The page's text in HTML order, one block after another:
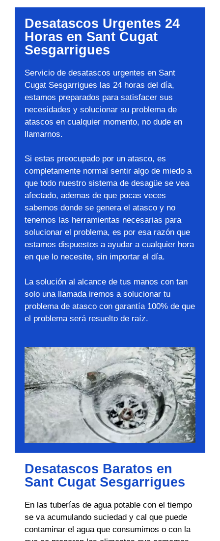
Desatascos Urgentes 24
Horas en Sant Cugat
Sesgarrigues
Servicio de desatascos urgentes en Sant
Cugat Sesgarrigues las 24 horas del día,
estamos preparados para satisfacer sus
necesidades y solucionar su problema de
atascos en cualquier momento, no dude en
llamarnos.
Si estas preocupado por un atasco, es
completamente normal sentir algo de miedo a
que todo nuestro sistema de desagüe se vea
afectado, ademas de que pocas veces
sabemos donde se genera el atasco y no
tenemos las herramientas necesarias para
solucionar el problema, es por esa razón que
estamos dispuestos a ayudar a cualquier hora
en que lo necesite, sin importar el día.
La solución al alcance de tus manos con tan
solo una llamada iremos a solucionar tu
problema de atasco con garantía 100% de que
el problema será resuelto de raíz.
Desatascos Baratos en
Sant Cugat Sesgarrigues
En las tuberías de agua potable con el tiempo
se va acumulando suciedad y cal que puede
contaminar el agua que consumimos o con la